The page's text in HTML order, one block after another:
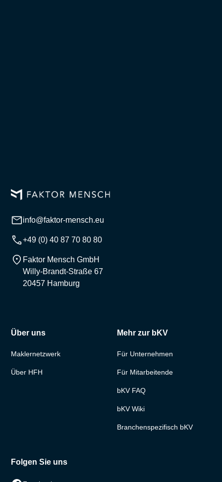
info@faktor-mensch.eu
+49 (0) 40 87 70 80 80
Faktor Mensch GmbH
Willy-Brandt-Straße 67
20457 Hamburg
Über uns
Maklernetzwerk
Über HFH
Mehr zur bKV
Für Unternehmen
Für Mitarbeitende
bKV FAQ
bKV Wiki
Branchenspezifisch bKV
Folgen Sie uns